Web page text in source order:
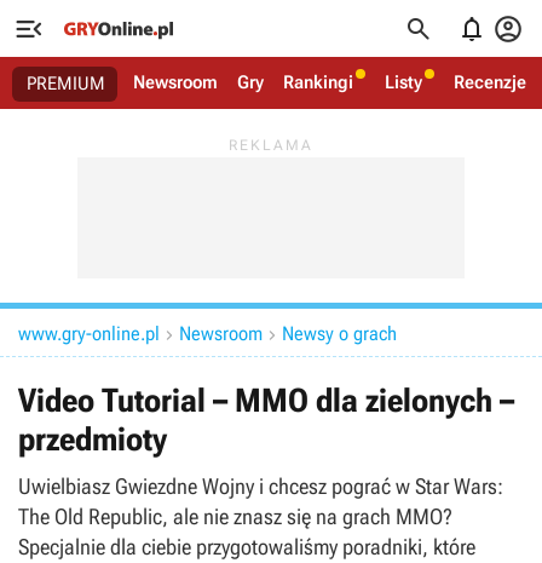
   
PREMIUM Newsroom Gry Rankingi Listy Recenzje
www.gry-online.pl  Newsroom  Newsy o grach
Video Tutorial – MMO dla zielonych –
przedmioty
Uwielbiasz Gwiezdne Wojny i chcesz pograć w Star Wars:
The Old Republic, ale nie znasz się na grach MMO?
Specjalnie dla ciebie przygotowaliśmy poradniki, które